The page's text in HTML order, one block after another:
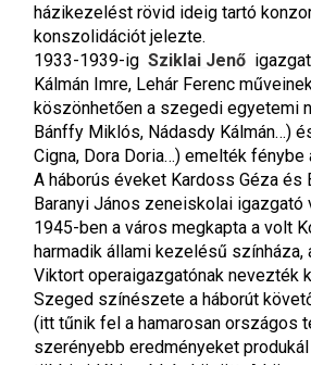
házikezelést rövid ideig tartó
konszolidációt jelezte.
1933-1939-ig Sziklai Jenő
Kálmán Imre, Lehár Ferenc
köszönhetően a szegedi egyetemi
Bánffy Miklós, Nádasdy Kálmán…)
Cigna, Dora Doria…) emelték
A háborús éveket Kardoss Géza
Baranyi János zeneiskolai igazgató
1945-ben a város megkapta a volt
harmadik állami kezelésű
Viktort operaigazgatónak nevezték
Szeged színészete a háborút
(itt tűnik fel a hamarosan országos
szerényebb eredményeket